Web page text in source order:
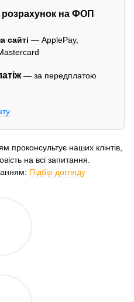
розрахунок на ФОП
сайті — ApplePay,
— за передплатою
проконсультує наших клінтів,
на всі запитання.
Підбір догляду